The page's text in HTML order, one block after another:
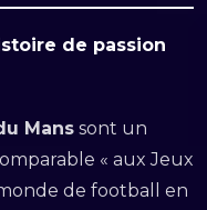
de passion
Mans sont un
« aux Jeux
de football en